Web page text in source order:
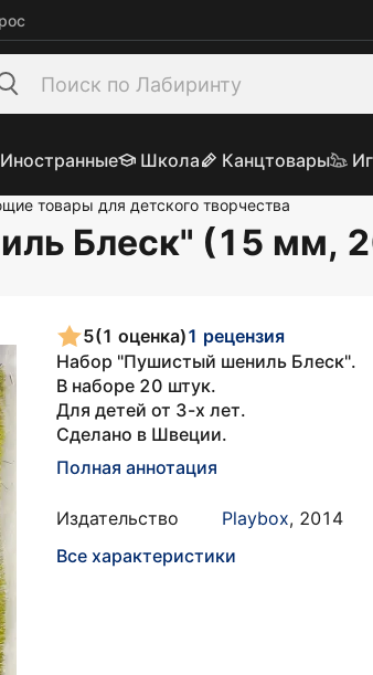
Иностранные Школа Канцтовары
товары для детского творчества
Блеск" (15 мм,
5(1 оценка)1 рецензия
Набор "Пушистый шениль Блеск".
В наборе 20 штук.
Для детей от 3-х лет.
Сделано в Швеции.
Полная аннотация
Издательство Playbox, 2014
Все характеристики